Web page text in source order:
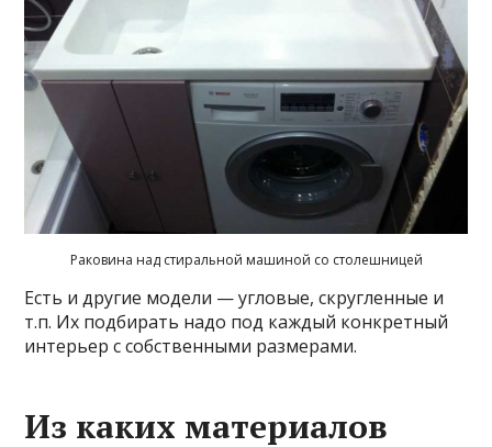
Раковина над стиральной машиной со столешницей
Есть и другие модели — угловые, скругленные и
т.п. Их подбирать надо под каждый конкретный
интерьер с собственными размерами.
Из каких материалов